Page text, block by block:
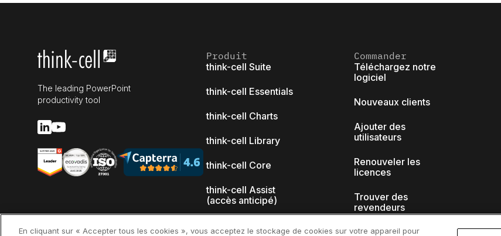
The leading PowerPoint
productivity tool
Produit
think-cell Suite
think-cell Essentials
think-cell Charts
think-cell Library
think-cell Core
think-cell Assist
(accès anticipé)
Commander
Téléchargez notre
logiciel
Nouveaux clients
Ajouter des
utilisateurs
Renouveler les
licences
Trouver des
revendeurs
Programme
En cliquant sur « Accepter tous les cookies », vous acceptez le stockage de cookies sur votre appareil pour